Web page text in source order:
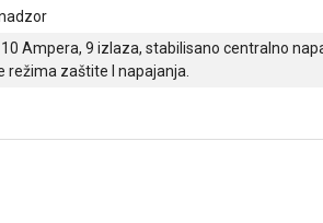
Ampera, 9 izlaza, stabilisano centralno
režima zaštite I napajanja.